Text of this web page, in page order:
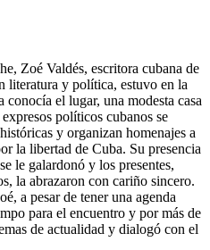
Zoé Valdés, escritora cubana de
literatura y política, estuvo en la
conocía el lugar, una modesta casa
políticos cubanos se
y organizan homenajes a
la libertad de Cuba. Su presencia
le galardonó y los presentes,
la abrazaron con cariño sincero.
a pesar de tener una agenda
para el encuentro y por más de
de actualidad y dialogó con el